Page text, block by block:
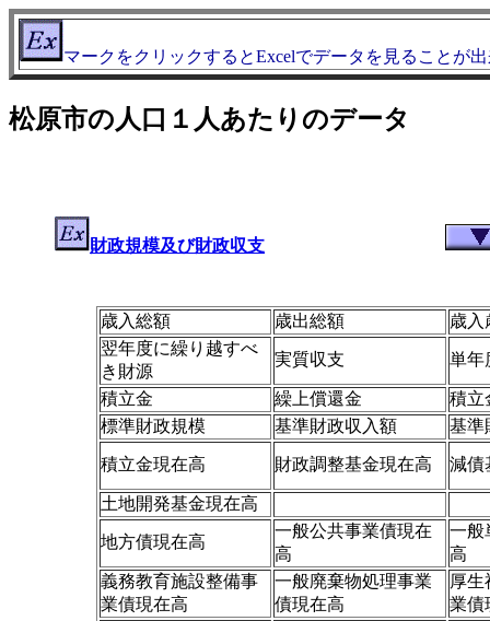
マークをクリックするとExcelでデータを見ることが
松原市の人口１人あたりのデータ
財政規模及び財政収支
歳入総額 歳出総額
歳入
翌年度に繰り越すべ
き財源
実質収支 単年
積立金 繰上償還金
積立
標準財政規模
基準財政収入額 基準
積立金現在高 財政調整基金現在高 減債
土地開発基金現在高
地方債現在高
一般公共事業債現在
高
一般
高
義務教育施設整備事
業債現在高
一般廃棄物処理事業
債現在高
厚生
業債